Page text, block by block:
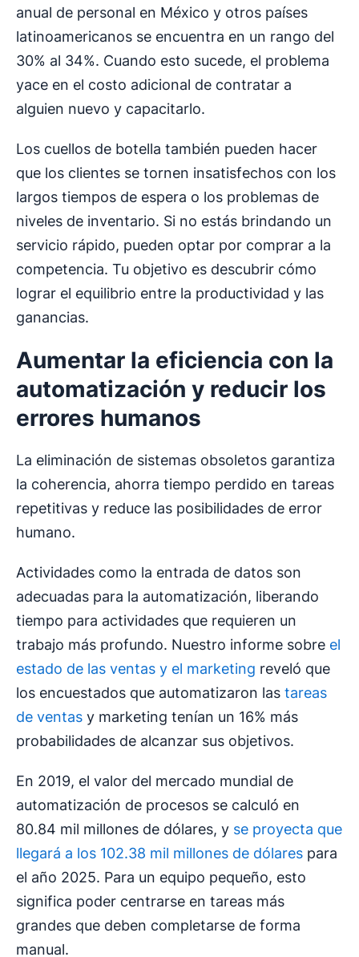
anual de personal en México y otros países
latinoamericanos se encuentra en un rango del
30% al 34%. Cuando esto sucede, el problema
yace en el costo adicional de contratar a
alguien nuevo y capacitarlo.
Los cuellos de botella también pueden hacer
que los clientes se tornen insatisfechos con los
largos tiempos de espera o los problemas de
niveles de inventario. Si no estás brindando un
servicio rápido, pueden optar por comprar a la
competencia. Tu objetivo es descubrir cómo
lograr el equilibrio entre la productividad y las
ganancias.
Aumentar la eficiencia con la
automatización y reducir los
errores humanos
La eliminación de sistemas obsoletos garantiza
la coherencia, ahorra tiempo perdido en tareas
repetitivas y reduce las posibilidades de error
humano.
Actividades como la entrada de datos son
adecuadas para la automatización, liberando
tiempo para actividades que requieren un
trabajo más profundo. Nuestro informe sobre el
estado de las ventas y el marketing reveló que
los encuestados que automatizaron las tareas
de ventas y marketing tenían un 16% más
probabilidades de alcanzar sus objetivos.
En 2019, el valor del mercado mundial de
automatización de procesos se calculó en
80.84 mil millones de dólares, y se proyecta que
llegará a los 102.38 mil millones de dólares para
el año 2025. Para un equipo pequeño, esto
significa poder centrarse en tareas más
grandes que deben completarse de forma
manual.